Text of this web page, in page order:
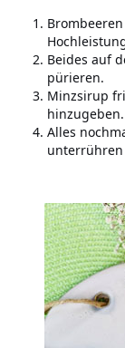
Beides auf
pürieren.
Minzsirup
hinzugeben.
Alles